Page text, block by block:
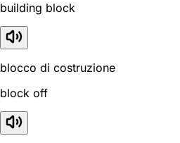
building block
blocco di costruzione
block off